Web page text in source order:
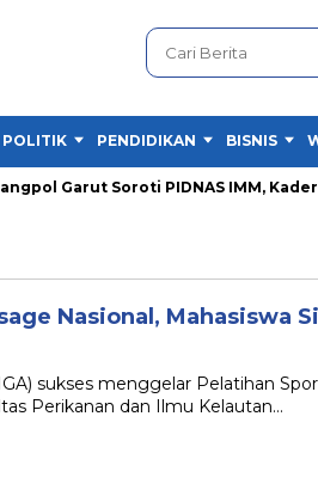
POLITIK PENDIDIKAN BISNIS
Garut Soroti PIDNAS IMM, Kader
Nasional, Mahasiswa
sukses menggelar Pelatihan
Perikanan dan Ilmu Kelautan…